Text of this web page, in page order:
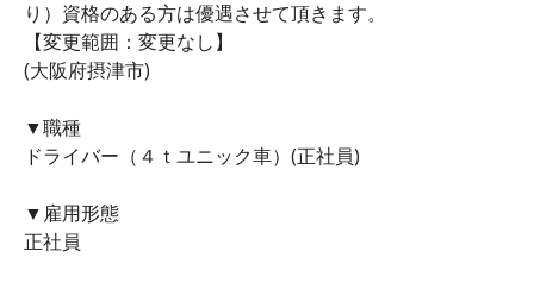
り）資格のある方は優遇させて頂きます。
【変更範囲：変更なし】
(大阪府摂津市)
▼職種
ドライバー（４ｔユニック車）(正社員)
▼雇用形態
正社員